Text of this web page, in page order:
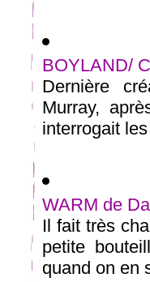
BOYLAND/
Dernière
Murray,
interrogait
WARM de
Il fait très
petite
quand on en